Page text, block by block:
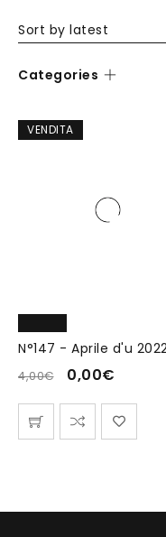
Sort by latest
Categories
VENDITA
N°147 - Aprile d'u
4,00€ 0,00€